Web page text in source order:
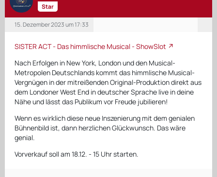
Star
15. Dezember 2023 um 17:33
SISTER ACT - Das himmlische Musical - ShowSlot
Nach Erfolgen in New York, London und den Musical-
Metropolen Deutschlands kommt das himmlische Musical-
Vergnügen in der mitreißenden Original-Produktion direkt aus
dem Londoner West End in deutscher Sprache live in deine
Nähe und lässt das Publikum vor Freude jubilieren!
Wenn es wirklich diese neue Inszenierung mit dem genialen
Bühnenbild ist, dann herzlichen Glückwunsch. Das wäre
genial.
Vorverkauf soll am 18.12. - 15 Uhr starten.